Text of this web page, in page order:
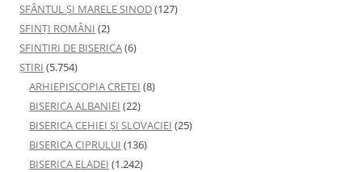
SFÂNTUL ȘI MARELE SINOD(127)
SFINȚI ROMÂNI (2)
SFINTIRI DE BISERICA(6)
ŞTIRI (5.754)
ARHIEPISCOPIA CRETEI (8)
BISERICA ALBANIEI (22)
BISERICA CEHIEI ŞI SLOVACIEI (25)
BISERICA CIPRULUI (136)
BISERICA ELADEI (1.242)